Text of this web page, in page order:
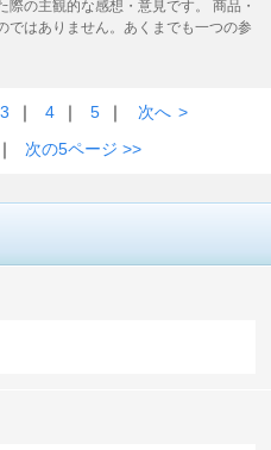
の主観的な感想・意見です。 商品・
ではありません。あくまでも一つの参
3 ｜ 4 ｜ 5 ｜ 次へ >
｜ 次の5ページ >>